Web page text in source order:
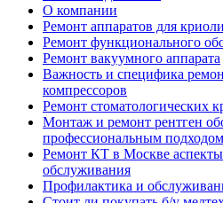
О компании
Ремонт аппаратов для
Ремонт функционального
Ремонт вакуумного аппарата
Важность и специфика
компрессоров
Ремонт стоматологических
Монтаж и ремонт рентген
профессиональным подходом
Ремонт КТ в Москве
обслуживания
Профилактика и